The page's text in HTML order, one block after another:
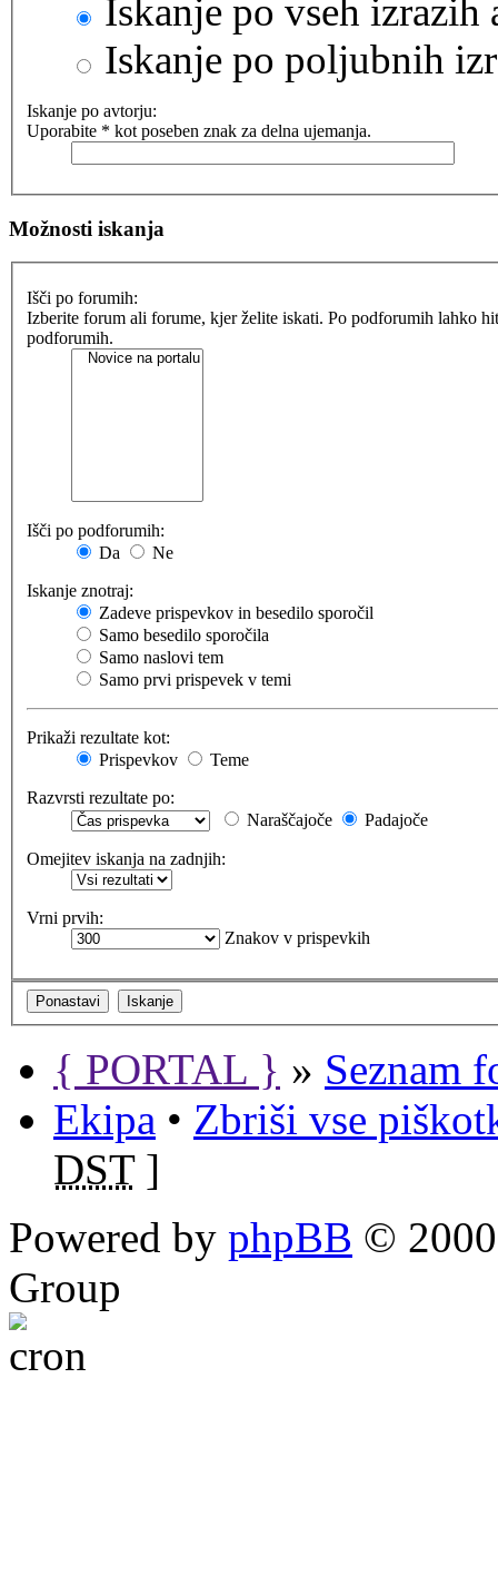
Iskanje po vseh izrazih
Iskanje po poljubnih
Iskanje po avtorju:
Uporabite * kot poseben znak za delna ujemanja.
Možnosti iskanja
Išči po forumih:
Izberite forum ali forume, kjer želite iskati. Po podforumih lahko
podforumih.
Išči po podforumih:
Da
Ne
Iskanje znotraj:
Zadeve prispevkov in besedilo sporočil
Samo besedilo sporočila
Samo naslovi tem
Samo prvi prispevek v temi
Prikaži rezultate kot:
Prispevkov
Teme
Razvrsti rezultate po:
Naraščajoče
Padajoče
Omejitev iskanja na zadnjih:
Vrni prvih:
Znakov v prispevkih
{ PORTAL } » Seznam
Ekipa • Zbriši vse
DST]
Powered by phpBB ©
Group